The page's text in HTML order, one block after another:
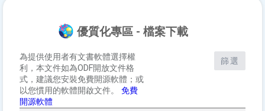
優質化專區 - 檔案下載
為提供使用者有文書軟體選擇權
利，本文件如為ODF開放文件格
式，建議您安裝免費開源軟體；或
以您慣用的軟體開啟文件。 免費
開源軟體
篩選